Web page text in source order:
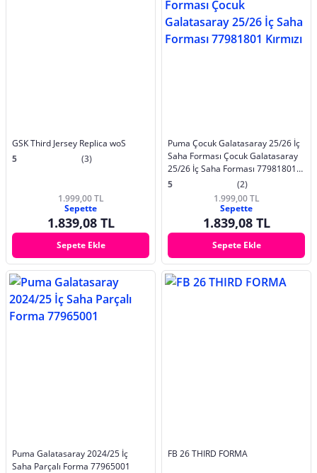
GSK Third Jersey Replica woS
5
(3)
1.999,00 TL
Sepette
1.839,08 TL
Sepete Ekle
Puma Çocuk Galatasaray 25/26 İç
Saha Forması Çocuk Galatasaray
25/26 İç Saha Forması 77981801
Kırmızı
5
(2)
1.999,00 TL
Sepette
1.839,08 TL
Sepete Ekle
Puma Galatasaray 2024/25 İç
Saha Parçalı Forma 77965001
FB 26 THIRD FORMA